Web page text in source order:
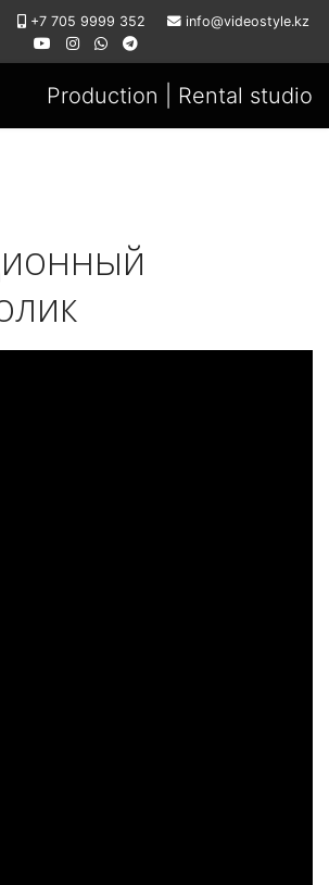
+7 705 9999 352 info@videostyle.kz
Production | Rental studio